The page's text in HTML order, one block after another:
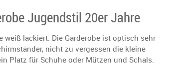
Jugendstil 20er Jahre
weiß lackiert. Die Garderobe ist optisch sehr
nicht zu vergessen die kleine
Platz für Schuhe oder Mützen und Schals.